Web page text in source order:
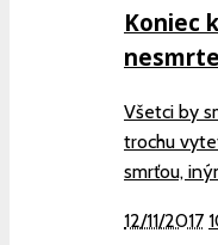
Koniec
Všetci by
trochu
smrťou,
12/11/2017